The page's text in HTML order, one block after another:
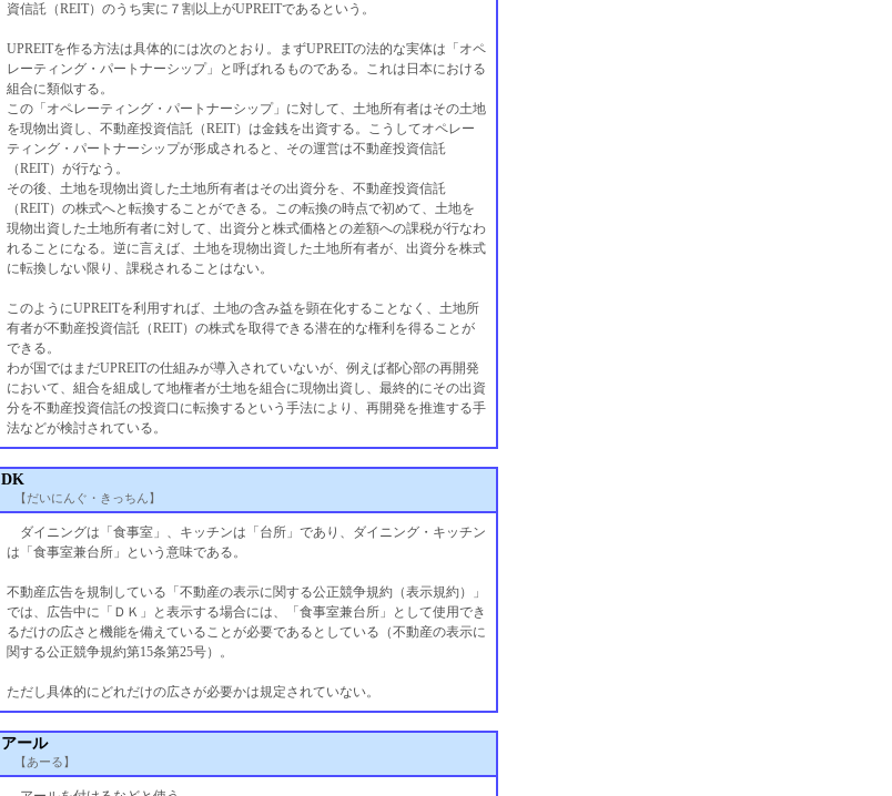
資信託（REIT）のうち実に７割以上がUPREITであるという。
UPREITを作る方法は具体的には次のとおり。まずUPREITの法的な実体は「オペ
レーティング・パートナーシップ」と呼ばれるものである。これは日本における
組合に類似する。
この「オペレーティング・パートナーシップ」に対して、土地所有者はその土地
を現物出資し、不動産投資信託（REIT）は金銭を出資する。こうしてオペレー
ティング・パートナーシップが形成されると、その運営は不動産投資信託
（REIT）が行なう。
その後、土地を現物出資した土地所有者はその出資分を、不動産投資信託
（REIT）の株式へと転換することができる。この転換の時点で初めて、土地を
現物出資した土地所有者に対して、出資分と株式価格との差額への課税が行なわ
れることになる。逆に言えば、土地を現物出資した土地所有者が、出資分を株式
に転換しない限り、課税されることはない。
このようにUPREITを利用すれば、土地の含み益を顕在化することなく、土地所
有者が不動産投資信託（REIT）の株式を取得できる潜在的な権利を得ることが
できる。
わが国ではまだUPREITの仕組みが導入されていないが、例えば都心部の再開発
において、組合を組成して地権者が土地を組合に現物出資し、最終的にその出資
分を不動産投資信託の投資口に転換するという手法により、再開発を推進する手
法などが検討されている。
DK
【だいにんぐ・きっちん】
ダイニングは「食事室」、キッチンは「台所」であり、ダイニング・キッチン
は「食事室兼台所」という意味である。
不動産広告を規制している「不動産の表示に関する公正競争規約（表示規約）」
では、広告中に「ＤＫ」と表示する場合には、「食事室兼台所」として使用でき
るだけの広さと機能を備えていることが必要であるとしている（不動産の表示に
関する公正競争規約第15条第25号）。
ただし具体的にどれだけの広さが必要かは規定されていない。
アール
【あーる】